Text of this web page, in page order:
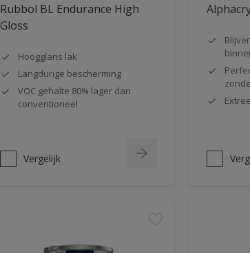
Rubbol BL Endurance High
Gloss
Hoogglans lak
Langdurige bescherming
VOC gehalte 80% lager dan
conventioneel
Vergelijk